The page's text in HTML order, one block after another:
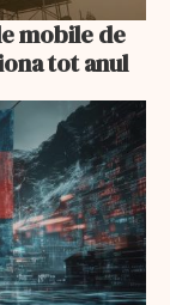
mobile de
tot anul